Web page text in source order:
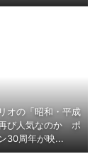
オの「昭和・平成
び人気なのか ポ
30周年が映...